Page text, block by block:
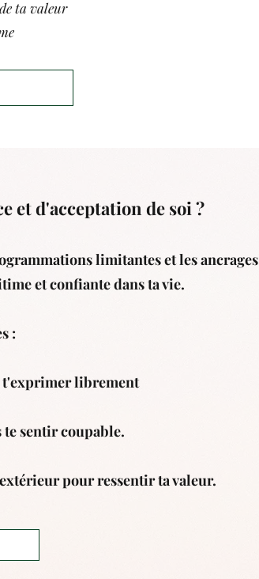
ta valeur
et d'acceptation de soi ?
limitantes et les ancrages
et confiante dans ta vie.
:
t'exprimer librement
te sentir coupable.
pour ressentir ta valeur.